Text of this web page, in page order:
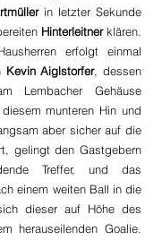
in letzter Sekunde
Hinterleitner klären.
erfolgt einmal
Kevin Aiglstorfer, dessen
Lembacher Gehäuse
munteren Hin und
aber sicher auf die
gelingt den Gastgebern
Treffer, und das
einem weiten Ball in die
dieser auf Höhe des
herauseilenden Goalie.